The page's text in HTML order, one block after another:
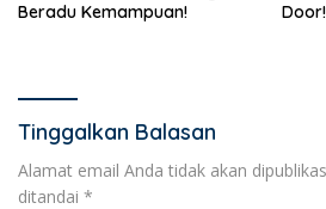
Beradu Kemampuan!
Door!
Tinggalkan Balasan
Alamat email Anda tidak akan
ditandai *